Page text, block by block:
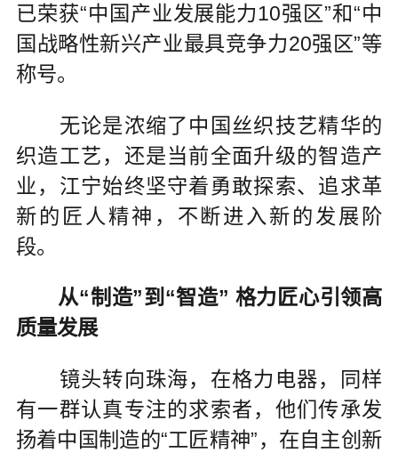
已荣获“中国产业发展能力10强区”和“中
国战略性新兴产业最具竞争力20强区”等
称号。
无论是浓缩了中国丝织技艺精华的
织造工艺，还是当前全面升级的智造产
业，江宁始终坚守着勇敢探索、追求革
新的匠人精神，不断进入新的发展阶
段。
从“制造”到“智造” 格力匠心引领高
质量发展
镜头转向珠海，在格力电器，同样
有一群认真专注的求索者，他们传承发
扬着中国制造的“工匠精神”，在自主创新